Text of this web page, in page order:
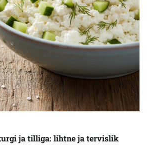
ja tilliga: lihtne ja tervislik